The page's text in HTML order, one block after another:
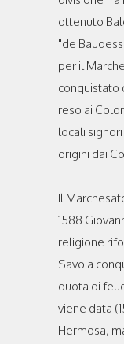
ottenuto
"de
per il
conquistato
reso ai
locali
origini dai
Il
1588
religione
Savoia
quota di
viene data
Hermosa,